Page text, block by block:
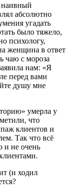
наивный
абсолютно
угадать
было тяжело,
психологу,
женщина в ответ
чаю с мороза
нам: «Я
перед вами
душу мне
умерла у
что
клиентов и
Так что всё
и не очень
(и ходил